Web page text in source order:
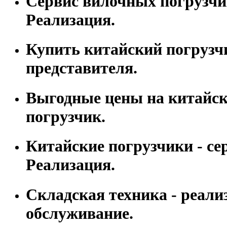
Реализация.
Купить китайский
представителя.
Выгодные цены на
погрузчик.
Китайские погрузчики -
Реализация.
Складская техника -
обслуживание.